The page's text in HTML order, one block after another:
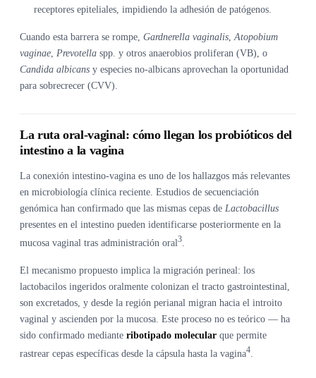
receptores epiteliales, impidiendo la adhesión de patógenos.
Cuando esta barrera se rompe, Gardnerella vaginalis,Atopobium
vaginae, Prevotella spp. y otros anaerobios proliferan (VB), o
Candida albicans y especies no-albicans aprovechan la oportunidad
para sobrecrecer (CVV).
La ruta oral-vaginal: cómo llegan los probióticos del
intestino a la vagina
La conexión intestino-vagina es uno de los hallazgos más relevantes
en microbiología clínica reciente. Estudios de secuenciación
genómica han confirmado que las mismas cepas de Lactobacillus
presentes en el intestino pueden identificarse posteriormente en la
mucosa vaginal tras administración oral3
El mecanismo propuesto implica la migración perineal: los
lactobacilos ingeridos oralmente colonizan el tracto gastrointestinal,
son excretados, y desde la región perianal migran hacia el introito
vaginal y ascienden por la mucosa. Este proceso no es teórico — ha
sido confirmado mediante ribotipado molecular que permite
rastrear cepas específicas desde la cápsula hasta la vagina4